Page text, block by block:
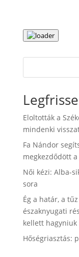
Eloltották a
mindenki
Fa Nándor
megkezdődött
Női kézi: Alba-
sora
Ég a határ, a
északnyugati
kellett
Hőségriasztás: